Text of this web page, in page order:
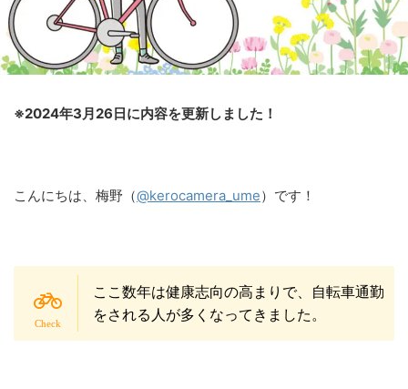
※2024年3月26日に内容を更新しました！
こんにちは、梅野（@kerocamera_ume）です！
ここ数年は健康志向の高まりで、自転車通勤
をされる人が多くなってきました。